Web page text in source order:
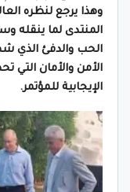
وهذا يرجع لنظره
المنتدى لما ينقله
الحب والدفئ الذي
الأمن والأمان
الإيجابية للمؤتمر.